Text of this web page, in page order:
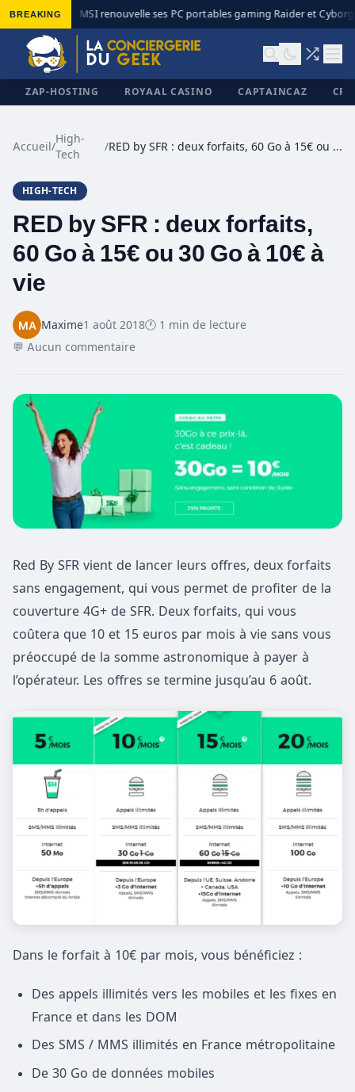
BREAKING MSI renouvelle ses PC portables gaming Raider et Cyborg
ZAP-HOSTING ROYAAL CASINO CAPTAINCAZ
Accueil/
High-
Tech
/ RED by SFR : deux forfaits, 60 Go à 15€ ou 30 Go à 10€ à vie
HIGH-TECH
RED by SFR : deux forfaits,
60 Go à 15€ ou 30 Go à 10€ à
vie
Maxime1 août 2018🕐 1 min de lecture
💬 Aucun commentaire
Red By SFR vient de lancer leurs offres, deux forfaits
sans engagement, qui vous permet de profiter de la
couverture 4G+ de SFR. Deux forfaits, qui vous
coûtera que 10 et 15 euros par mois à vie sans vous
préoccupé de la somme astronomique à payer à
l’opérateur. Les offres se termine jusqu’au 6 août.
Dans le forfait à 10€ par mois, vous bénéficiez :
Des appels illimités vers les mobiles et les fixes en
France et dans les DOM
Des SMS / MMS illimités en France métropolitaine
De 30 Go de données mobiles